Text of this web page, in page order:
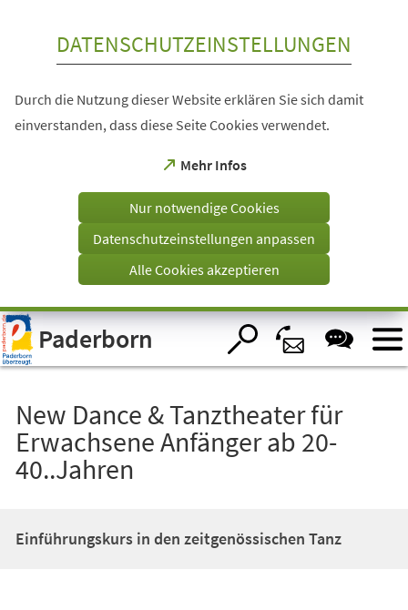
Visuelle
Assistenzsoftware
öffnen.
DATENSCHUTZEINSTELLUNGEN
Durch die Nutzung dieser Website erklären Sie sich damit
einverstanden, dass diese Seite Cookies verwendet.
Mehr Infos
(Öffnet
einem
Tab)
Nur notwendige Cookies
Datenschutzeinstellungen anpassen
Alle Cookies akzeptieren
Paderborn
New Dance & Tanztheater für
Erwachsene Anfänger ab 20-
40..Jahren
Einführungskurs in den zeitgenössischen Tanz